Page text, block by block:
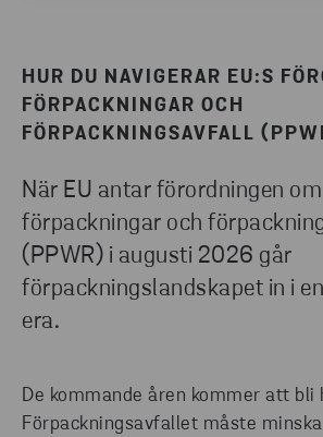
HUR DU NAVIGERAR EU:S
FÖRPACKNINGAR OCH
FÖRPACKNINGSAVFALL
När EU antar förordningen om
förpackningar och
(PPWR) i augusti 2026 går
förpackningslandskapet in i
era.
De kommande åren kommer att bli
Förpackningsavfallet måste